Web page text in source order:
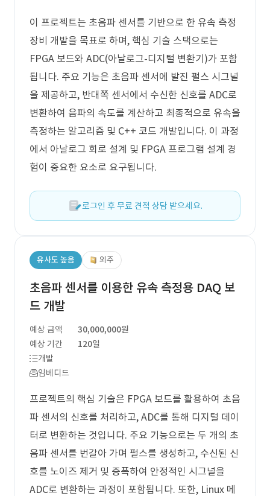
이 프로젝트는 초음파 센서를 기반으로 한 유속 측정
장비 개발을 목표로 하며, 핵심 기술 스택으로는
FPGA 보드와 ADC(아날로그-디지털 변환기)가 포함
됩니다. 주요 기능은 초음파 센서에 발진 펄스 시그널
을 제공하고, 반대쪽 센서에서 수신한 신호를 ADC로
변환하여 음파의 속도를 계산하고 최종적으로 유속을
측정하는 알고리즘 및 C++ 코드 개발입니다. 이 과정
에서 아날로그 회로 설계 및 FPGA 프로그램 설계 경
험이 중요한 요소로 요구됩니다.
로그인 후 무료 견적 상담 받으세요.
유사도 높음 외주
초음파 센서를 이용한 유속 측정용 DAQ 보
드 개발
예상 금액
30,000,000원
예상 기간
120일
개발
임베디드
프로젝트의 핵심 기술은 FPGA 보드를 활용하여 초음
파 센서의 신호를 처리하고, ADC를 통해 디지털 데이
터로 변환하는 것입니다. 주요 기능으로는 두 개의 초
음파 센서를 번갈아 가며 펄스를 생성하고, 수신된 신
호를 노이즈 제거 및 증폭하여 안정적인 시그널을
ADC로 변환하는 과정이 포함됩니다. 또한, Linux 메